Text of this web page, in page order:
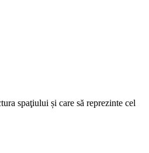
spaţiului și care să reprezinte cel